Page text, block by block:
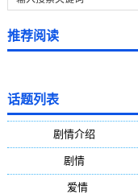
推荐阅读
话题列表
剧情介绍
剧情
爱情(887)